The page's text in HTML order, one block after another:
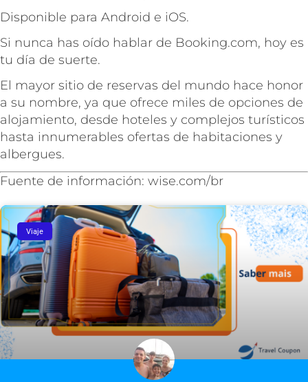
Disponible para Android e iOS.
Si nunca has oído hablar de Booking.com, hoy es
tu día de suerte.
El mayor sitio de reservas del mundo hace honor
a su nombre, ya que ofrece miles de opciones de
alojamiento, desde hoteles y complejos turísticos
hasta innumerables ofertas de habitaciones y
albergues.
Fuente de información: wise.com/br
Viaje